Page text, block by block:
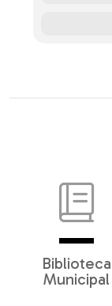
Biblioteca
Municipal